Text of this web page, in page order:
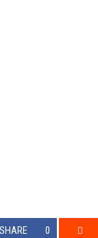
SHARE 0